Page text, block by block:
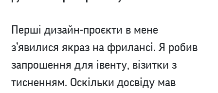
Перші дизайн-проєкти в мене
з’явилися якраз на фрилансі. Я робив
запрошення для івенту, візитки з
тисненням. Оскільки досвіду мав